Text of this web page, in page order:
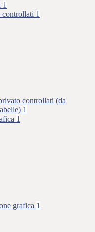
1
1
controllati (da
1
1
grafica 1